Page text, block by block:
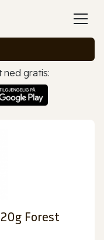
ned gratis:
Forest